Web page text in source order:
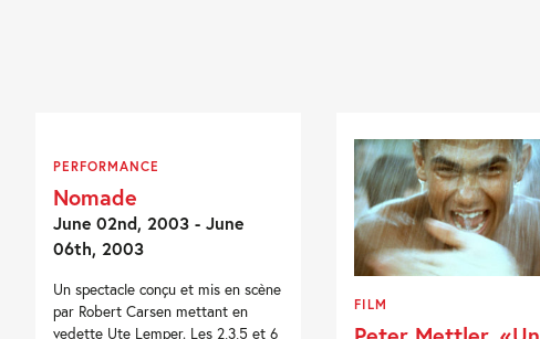
PERFORMANCE
Nomade
June 02nd, 2003 - June
06th, 2003
Un spectacle conçu et mis en scène
par Robert Carsen mettant en
vedette Ute Lemper. Les 2,3,5 et 6
FILM